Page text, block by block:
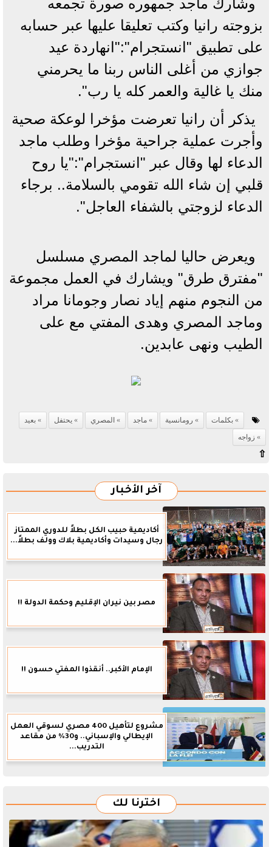
بزوجته رانيا وكتب تعليقا عليها عبر حسابه
على تطبيق "انستجرام":"انهاردة عيد
جوازي من أغلى الناس ربنا ما يحرمني
منك يا غالية والعمر كله يا رب".
يذكر أن رانيا تعرضت مؤخرا لوعكة صحية
وأجرت عملية جراحية مؤخرا وطلب ماجد
الدعاء لها وقال عبر "انستجرام":"يا روح
قلبي إن شاء الله تقومي بالسلامة.. برجاء
الدعاء لزوجتي بالشفاء العاجل".
ويعرض حاليا لماجد المصري مسلسل
"مفترق طرق" ويشارك في العمل مجموعة
من النجوم منهم إياد نصار وجومانا مراد
وماجد المصري وهدى المفتي مع على
الطيب ونهى عابدين.
بكلمات رومانسية ماجد المصري يحتفل
بعيد
زواجه
⇧
آخر الأخبار
أكاديمية حبيب الكل بطلاً للدوري الممتاز
رجال وسيدات وأكاديمية بلاك وولف بطلاً...
مصر بين نيران الإقليم وحكمة الدولة !!
الإمام الأكبر.. أنقذوا المفتي حسون !!
مشروع لتأهيل 400 مصري لسوقي العمل
الإيطالي والإسباني.. و30% من مقاعد
التدريب...
اخترنا لك